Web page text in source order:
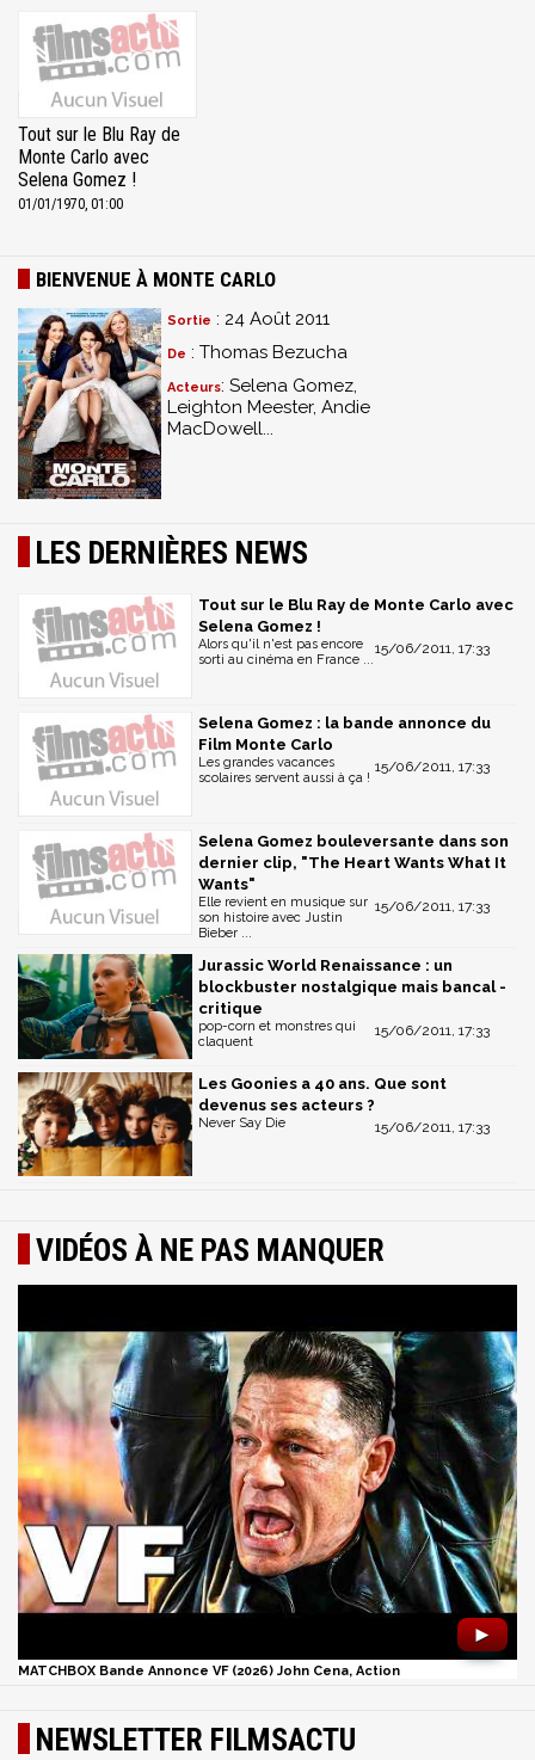
Tout sur le Blu Ray de
Monte Carlo avec
Selena Gomez !
01/01/1970, 01:00
BIENVENUE À MONTE CARLO
Sortie : 24 Août 2011
De : Thomas Bezucha
Acteurs: Selena Gomez,
Leighton Meester, Andie
MacDowell...
LES DERNIÈRES NEWS
Tout sur le Blu Ray de Monte Carlo avec
Selena Gomez !
15/06/2011, 17:33
Alors qu'il n'est pas encore
sorti au cinéma en France ...
Selena Gomez : la bande annonce du
Film Monte Carlo
15/06/2011, 17:33
Les grandes vacances
scolaires servent aussi à ça !
Selena Gomez bouleversante dans son
dernier clip, "The Heart Wants What It
Wants"
15/06/2011, 17:33
Elle revient en musique sur
son histoire avec Justin
Bieber ...
Jurassic World Renaissance : un
blockbuster nostalgique mais bancal -
critique
15/06/2011, 17:33
pop-corn et monstres qui
claquent
Les Goonies a 40 ans. Que sont
devenus ses acteurs ?
15/06/2011, 17:33
Never Say Die
VIDÉOS À NE PAS MANQUER
►
MATCHBOX Bande Annonce VF (2026) John Cena, Action
NEWSLETTER FILMSACTU